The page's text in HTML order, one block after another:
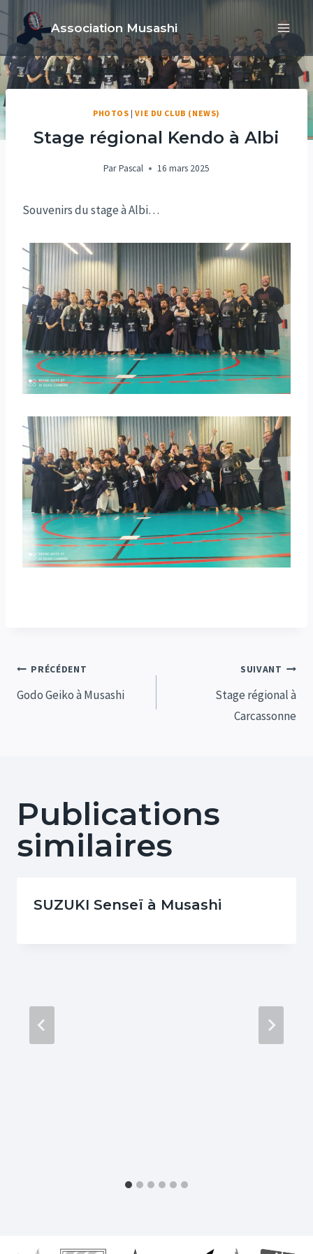
Aller
au
contenu
Association Musashi
PHOTOS |VIE DU CLUB (NEWS)
Stage régional Kendo à Albi
Par Pascal 16 mars 2025
Souvenirs du stage à Albi…
Navigation
de
PRÉCÉDENT
Godo Geiko à Musashi
SUIVANT
Stage régional à
Carcassonne
Publications
similaires
SUZUKI Senseï à Musashi